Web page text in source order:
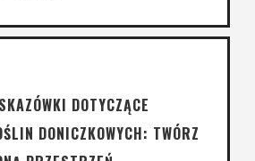
DOTYCZĄCE
DONICZKOWYCH: TWÓRZ